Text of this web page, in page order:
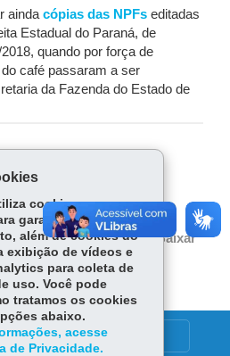
ainda cópias das NPFseditadas
Estadual do Paraná, de
quando por força de
café passaram a ser
da Fazenda do Estado de
ce
bo
ok
Tw
itt
er
ha
ts
Ap
p
Imprimir Baixar
cookies
garantir seu
além de cookies do
exibição de vídeos e
para coleta de
uso. Você pode
tratamos os cookies
abaixo.
acesse
de Privacidade.